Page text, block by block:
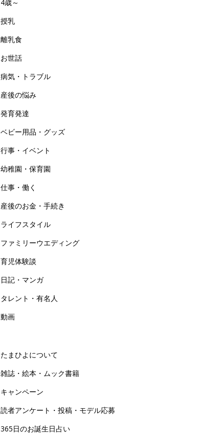
4歳～
授乳
離乳食
お世話
病気・トラブル
産後の悩み
発育発達
ベビー用品・グッズ
行事・イベント
幼稚園・保育園
仕事・働く
産後のお金・手続き
ライフスタイル
ファミリーウエディング
育児体験談
日記・マンガ
タレント・有名人
動画
たまひよについて
雑誌・絵本・ムック書籍
キャンペーン
読者アンケート・投稿・モデル応募
365日のお誕生日占い